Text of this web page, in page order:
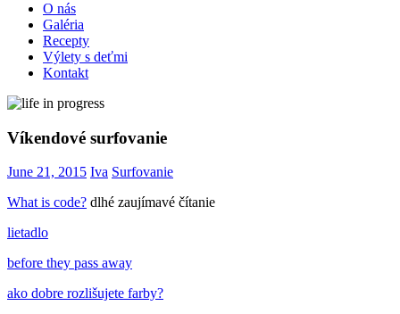
O nás
Galéria
Recepty
Výlety s deťmi
Kontakt
Víkendové surfovanie
June 21, 2015 Iva Surfovanie
What is code? dlhé zaujímavé čítanie
lietadlo
before they pass away
ako dobre rozlišujete farby?